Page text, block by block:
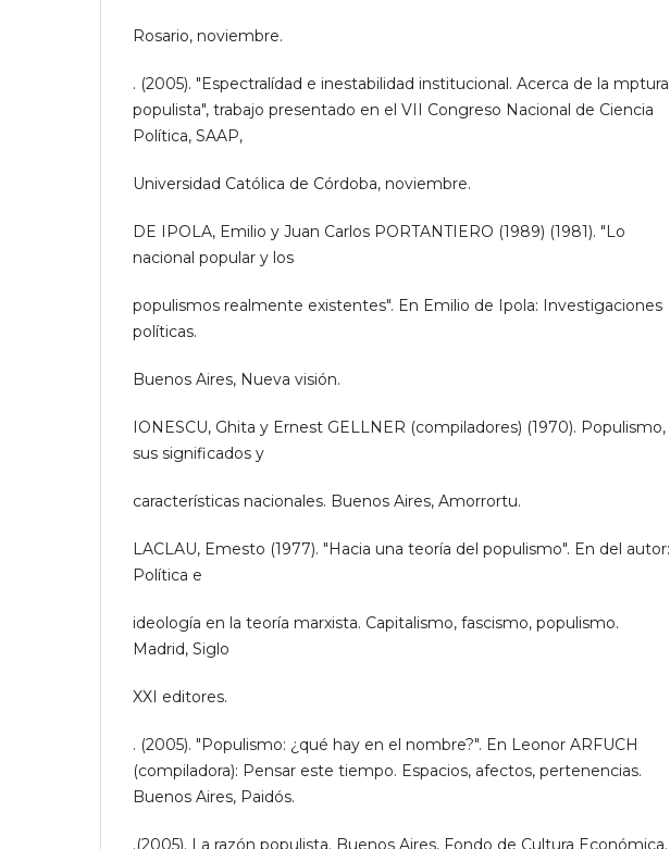
Rosario, noviembre.
. (2005). "Espectralídad e inestabilidad institucional. Acerca de la mptura
populista", trabajo presentado en el VII Congreso Nacional de Ciencia
Política, SAAP,
Universidad Católica de Córdoba, noviembre.
DE IPOLA, Emilio y Juan Carlos PORTANTIERO (1989) (1981). "Lo
nacional popular y los
populismos realmente existentes". En Emilio de Ipola: Investigaciones
políticas.
Buenos Aires, Nueva visión.
IONESCU, Ghita y Ernest GELLNER (compiladores) (1970). Populismo,
sus significados y
características nacionales. Buenos Aires, Amorrortu.
LACLAU, Emesto (1977). "Hacia una teoría del populismo". En del autor:
Política e
ideología en la teoría marxista. Capitalismo, fascismo, populismo.
Madrid, Siglo
XXI editores.
. (2005). "Populismo: ¿qué hay en el nombre?". En Leonor ARFUCH
(compiladora): Pensar este tiempo. Espacios, afectos, pertenencias.
Buenos Aires, Paidós.
.(2005). La razón populista. Buenos Aires, Fondo de Cultura Económica.